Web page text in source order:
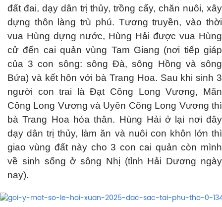
đất đai, dạy dân trị thủy, trồng cấy, chăn nuôi, xây
dựng thôn làng trù phú. Tương truyền, vào thời
vua Hùng dựng nước, Hùng Hải được vua Hùng
cử đến cai quản vùng Tam Giang (nơi tiếp giáp
của 3 con sông: sông Đà, sông Hồng và sông
Bứa) và kết hôn với bà Trang Hoa. Sau khi sinh 3
người con trai là Đạt Công Long Vương, Mãn
Công Long Vương và Uyên Công Long Vương thì
bà Trang Hoa hóa thân. Hùng Hải ở lại nơi đây
dạy dân trị thủy, làm ăn và nuôi con khôn lớn thì
giao vùng đất này cho 3 con cai quản còn mình
về sinh sống ở sông Nhị (tỉnh Hải Dương ngày
nay).